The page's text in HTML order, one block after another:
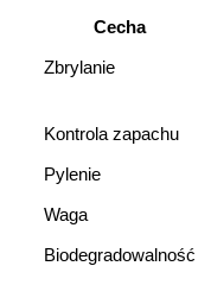
Cecha
Zbrylanie
Kontrola zapachu
Pylenie
Waga
Biodegradowalność